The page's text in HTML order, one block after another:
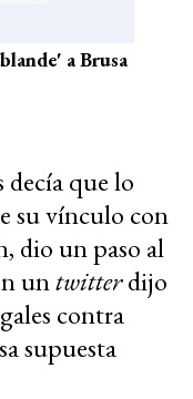
a Brusa
decía que lo
su vínculo con
dio un paso al
untwitterdijo
contra
supuesta